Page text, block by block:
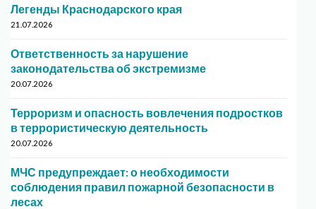
Легенды Краснодарского края
21.07.2026
Ответственность за нарушение
законодательства об экстремизме
20.07.2026
Терроризм и опасность вовлечения подростков
в террористическую деятельность
20.07.2026
МЧС предупреждает: о необходимости
соблюдения правил пожарной безопасности в
лесах